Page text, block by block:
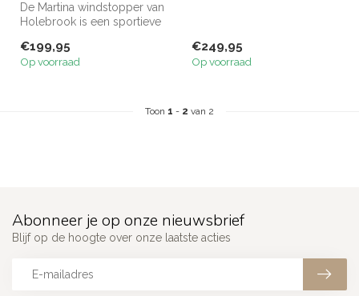
De Martina windstopper van
Holebrook is een sportieve
€199,95
Op voorraad
€249,95
Op voorraad
Toon 1 - 2 van 2
Abonneer je op onze nieuwsbrief
Blijf op de hoogte over onze laatste acties